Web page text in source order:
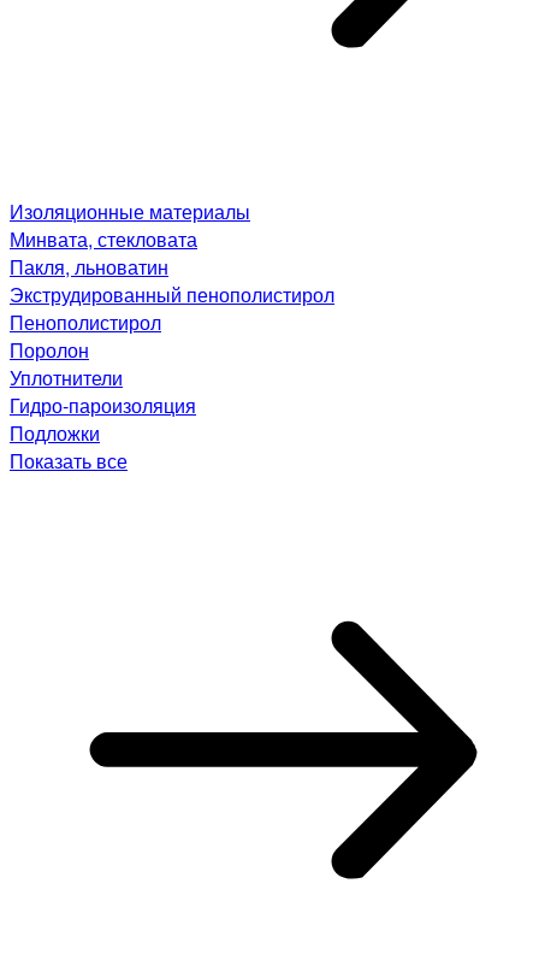
Изоляционные материалы
Минвата, стекловата
Пакля, льноватин
Экструдированный пенополистирол
Пенополистирол
Поролон
Уплотнители
Гидро-пароизоляция
Подложки
Показать все